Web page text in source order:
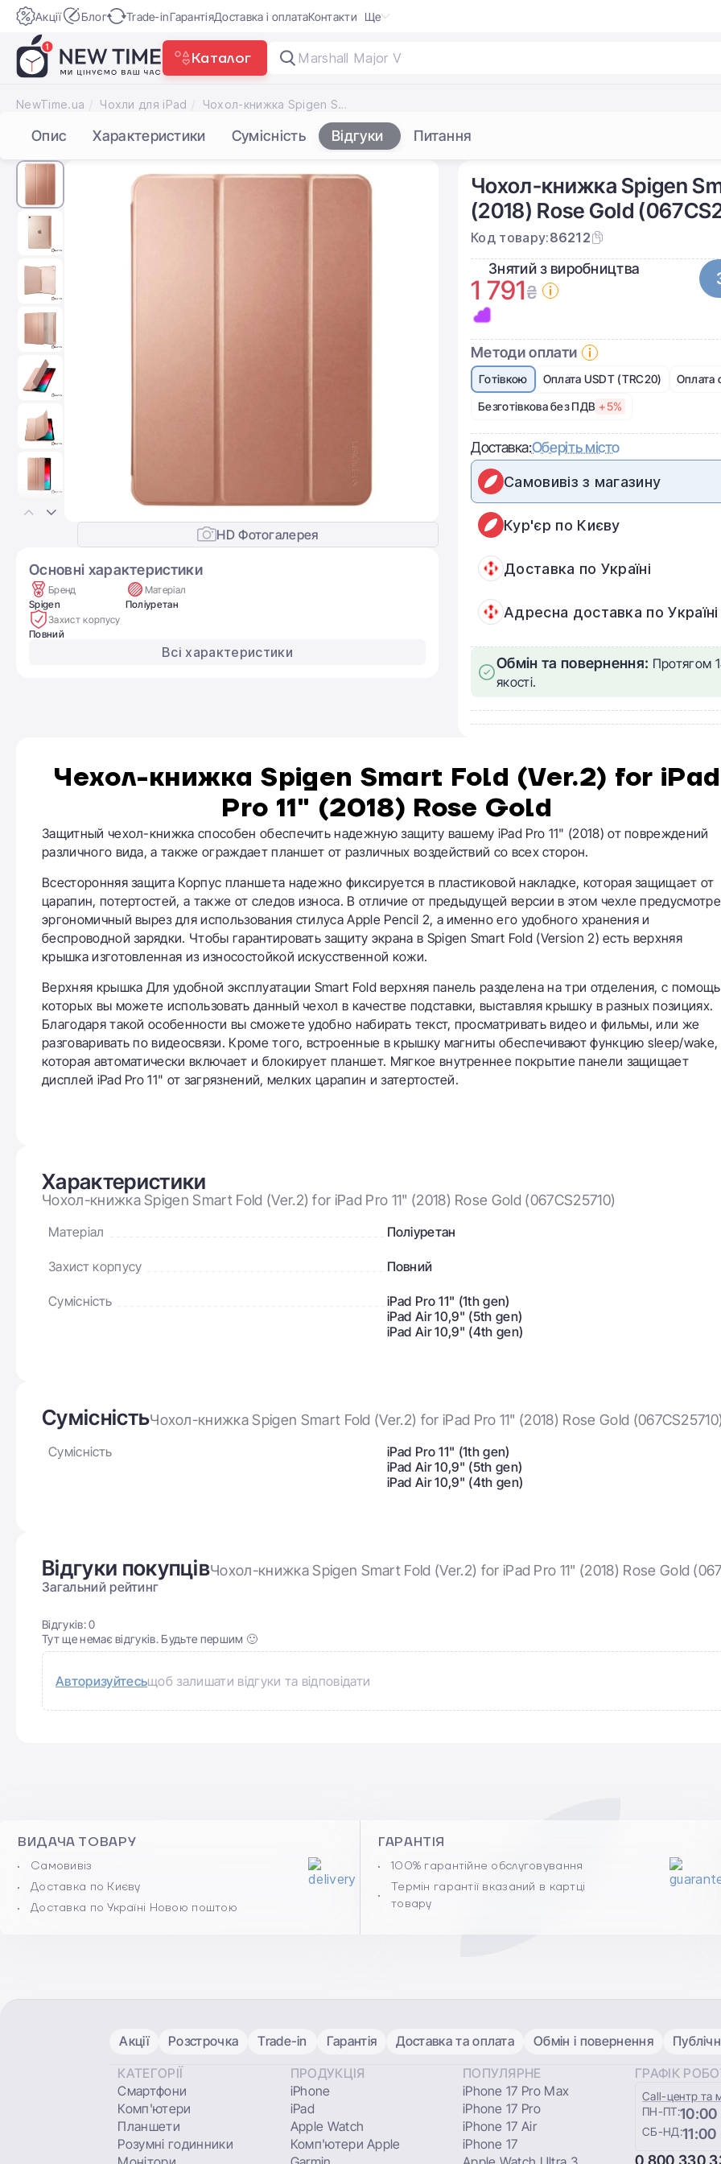
Акції Блог Trade-inГарантіяДоставка і оплатаКонтакти Ще
Каталог Marshal
NewTime.ua Чохли для iPad Чохол-книжка Spigen Smart Fold (Ver.2) for iPad Pro 11" (2018) Rose Gold (067CS25710)
Опис Характеристики Сумісність Відгуки Питання
Чохол-книжка Spigen
(2018) Rose Gold
Код товару:86212
Знятий з виробництва
1 791₴
Методи оплати
Готівкою Оплата USDT (TRC20)
Оплата
Безготівкова без ПДВ +5%
Доставка:Оберіть місто
Самовивіз з магазину
Кур'єр по Києву
Доставка по Україні
Адресна доставка по Україні
Обмін та повернення: Протягом
якості.
HD Фотогалерея
Основні характеристики
Бренд
Spigen
Матеріал
Поліуретан
Захист корпусу
Повний
Всі характеристики
Чехол-книжка Spigen Smart Fold (Ver.2) for iPad
Pro 11" (2018) Rose Gold
Защитный чехол-книжка способен обеспечить надежную защиту вашему iPad Pro 11" (2018) от повреждений
различного вида, а также ограждает планшет от различных воздействий со всех сторон.
Всесторонняя защита Корпус планшета надежно фиксируется в пластиковой накладке, которая защищает от
царапин, потертостей, а также от следов износа. В отличие от предыдущей версии в этом чехле
эргономичный вырез для использования стилуса Apple Pencil 2, а именно его удобного хранения и
беспроводной зарядки. Чтобы гарантировать защиту экрана в Spigen Smart Fold (Version 2) есть верхняя
крышка изготовленная из износостойкой искусственной кожи.
Верхняя крышка Для удобной эксплуатации Smart Fold верхняя панель разделена на три отделения, с
которых вы можете использовать данный чехол в качестве подставки, выставляя крышку в разных позициях.
Благодаря такой особенности вы сможете удобно набирать текст, просматривать видео и фильмы, или же
разговаривать по видеосвязи. Кроме того, встроенные в крышку магниты обеспечивают функцию sleep/wake,
которая автоматически включает и блокирует планшет. Мягкое внутреннее покрытие панели защищает
дисплей iPad Pro 11" от загрязнений, мелких царапин и затертостей.
Характеристики
Чохол-книжка Spigen Smart Fold (Ver.2) for iPad Pro 11" (2018) Rose Gold (067CS25710)
Матеріал Поліуретан
Захист корпусу Повний
Сумісність
iPad Pro 11" (1th gen)
iPad Air 10,9" (5th gen)
iPad Air 10,9" (4th gen)
СумісністьЧохол-книжка Spigen Smart Fold (Ver.2) for iPad Pro 11" (2018) Rose Gold
Сумісність
iPad Pro 11" (1th gen)
iPad Air 10,9" (5th gen)
iPad Air 10,9" (4th gen)
Відгуки покупцівЧохол-книжка Spigen Smart Fold (Ver.2) for iPad Pro 11" (2018) Rose Gold
Загальний рейтинг
Відгуків:0
Тут ще немає відгуків. Будьте першим 🙂
Авторизуйтесьщоб залишати відгуки та відповідати
ВИДАЧА ТОВАРУ
Самовивіз
Доставка по Києву
Доставка по Україні Новою поштою
ГАРАНТІЯ
100% гарантійне обслуговування
Термін гарантії вказаний в картці
товару
Акції Розстрочка Trade-in Гарантія Доставка та оплата Обмін і повернення
КАТЕГОРІЇ
Смартфони
Комп'ютери
Планшети
Розумні годинники
ПРОДУКЦІЯ
iPhone
iPad
Apple Watch
Комп'ютери Apple
ПОПУЛЯРНЕ
iPhone 17 Pro Max
iPhone 17 Pro
iPhone 17 Air
iPhone 17
ГРАФІК
Сall-центр та
ПН-ПТ:
СБ-НД:
0 800 330